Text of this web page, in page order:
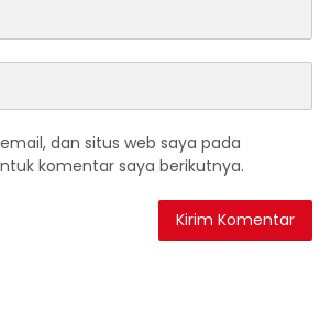
dan situs web saya pada
komentar saya berikutnya.